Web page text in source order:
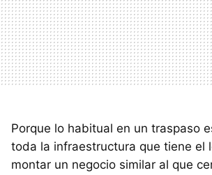
Porque lo habitual en un traspaso
toda la infraestructura que tiene el
montar un negocio similar al que